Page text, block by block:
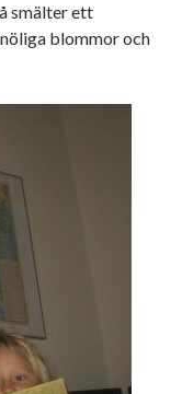
smälter ett
blommor och